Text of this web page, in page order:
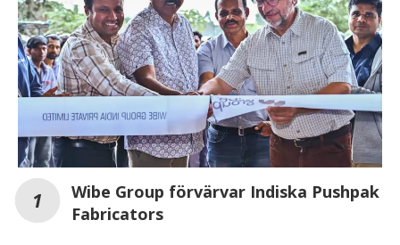
Wibe Group förvärvar Indiska Pushpak
Fabricators